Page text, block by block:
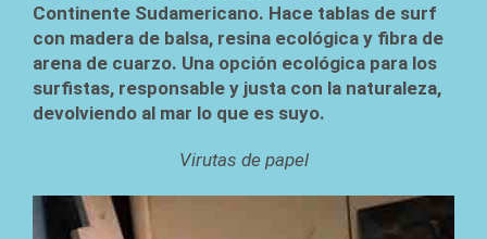
Continente Sudamericano. Hace tablas de surf
con madera de balsa, resina ecológica y fibra de
arena de cuarzo. Una opción ecológica para los
surfistas, responsable y justa con la naturaleza,
devolviendo al mar lo que es suyo.
Virutas de papel